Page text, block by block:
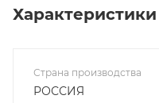
Характеристики
Страна производства
РОССИЯ